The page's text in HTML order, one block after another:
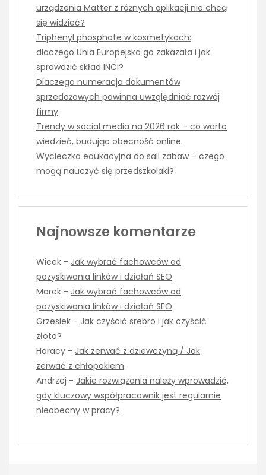
urządzenia Matter z różnych aplikacji nie chcą
się widzieć?
Triphenyl phosphate w kosmetykach:
dlaczego Unia Europejska go zakazała i jak
sprawdzić skład INCI?
Dlaczego numeracja dokumentów
sprzedażowych powinna uwzględniać rozwój
firmy
Trendy w social media na 2026 rok – co warto
wiedzieć, budując obecność online
Wycieczka edukacyjna do sali zabaw – czego
mogą nauczyć się przedszkolaki?
Najnowsze komentarze
Wicek - Jak wybrać fachowców od
pozyskiwania linków i działań SEO
Marek - Jak wybrać fachowców od
pozyskiwania linków i działań SEO
Grzesiek - Jak czyścić srebro i jak czyścić
złoto?
Horacy - Jak zerwać z dziewczyną / Jak
zerwać z chłopakiem
Andrzej - Jakie rozwiązania należy wprowadzić,
gdy kluczowy współpracownik jest regularnie
nieobecny w pracy?